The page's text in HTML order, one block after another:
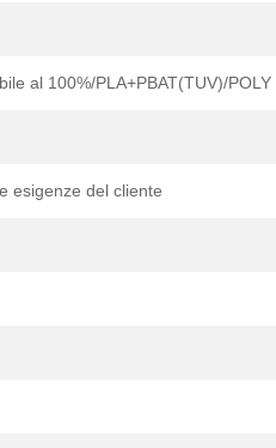
al 100%/PLA+PBAT(TUV)/POLY
esigenze del cliente